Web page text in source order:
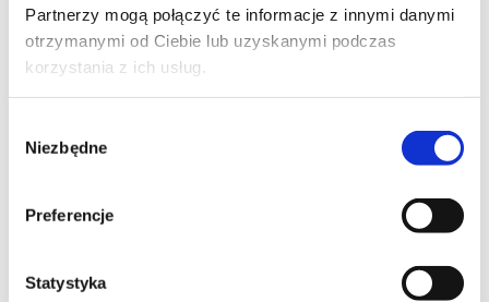
Partnerzy mogą połączyć te informacje z innymi danymi
otrzymanymi od Ciebie lub uzyskanymi podczas
korzystania z ich usług.
zgody
Niezbędne
Preferencje
Statystyka
1. Ile kosztuje wyburzenie domu?
powierzchni, rodzaju konstrukcji (murowana,
dachowego oraz zakresu prac dodatkowych, takich
jak kruszenie gruzu czy niwelacja terenu. Każdą